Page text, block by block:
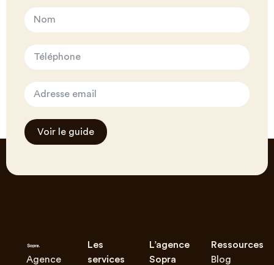
Voir le guide
Agence
Les
services
L’agence
Sopra
Ressources
Blog